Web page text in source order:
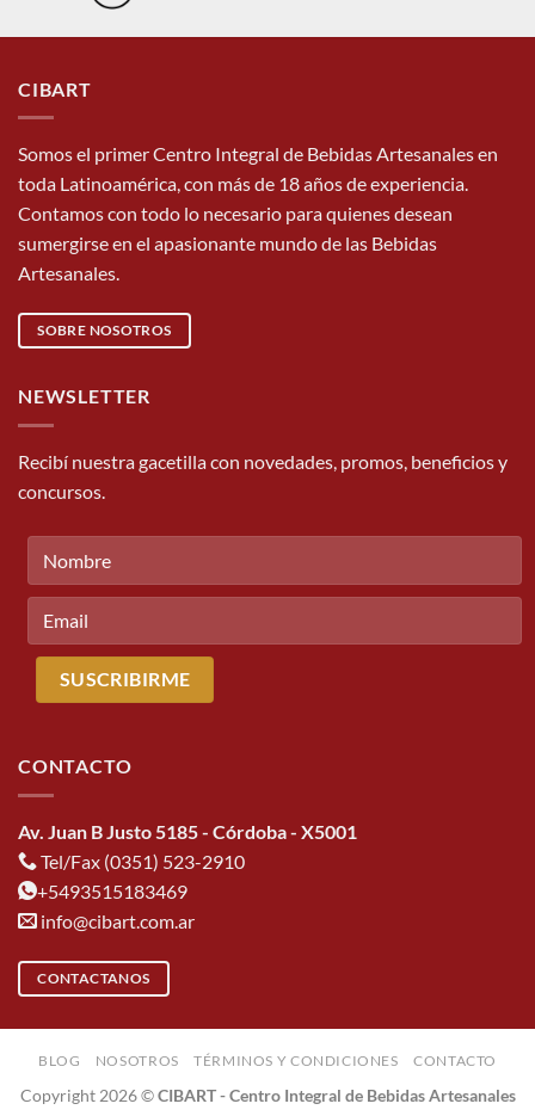
CIBART
Somos el primer Centro Integral de Bebidas Artesanales en
toda Latinoamérica, con más de 18 años de experiencia.
Contamos con todo lo necesario para quienes desean
sumergirse en el apasionante mundo de las Bebidas
Artesanales.
SOBRE NOSOTROS
NEWSLETTER
Recibí nuestra gacetilla con novedades, promos, beneficios y
concursos.
CONTACTO
Av. Juan B Justo 5185 - Córdoba - X5001
Tel/Fax (0351) 523-2910
+5493515183469
info@cibart.com.ar
CONTACTANOS
BLOG NOSOTROS TÉRMINOS Y CONDICIONES CONTACTO
Copyright 2026 ©CIBART - Centro Integral de Bebidas Artesanales